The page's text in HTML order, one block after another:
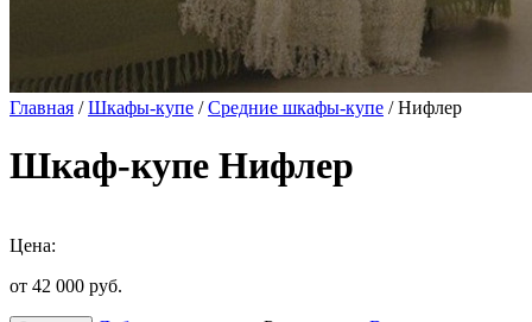
Главная /Шкафы-купе /Средние шкафы-купе / Нифлер
Шкаф-купе Нифлер
Цена:
от 42 000 руб.